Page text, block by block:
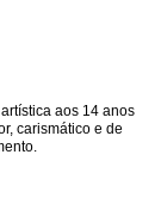
aos 14 anos
carismático e de